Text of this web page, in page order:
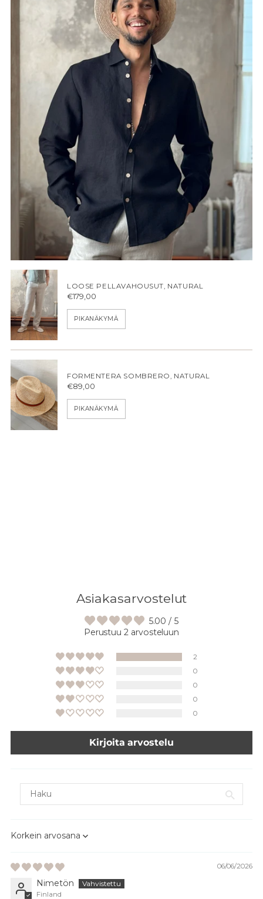
LOOSE PELLAVAHOUSUT, NATURAL
€179,00
PIKANÄKYMÄ
FORMENTERA SOMBRERO, NATURAL
€89,00
PIKANÄKYMÄ
Asiakasarvostelut
5.00 / 5
Perustuu 2 arvosteluun
2
0
0
0
0
Kirjoita arvostelu
Sort by
06/06/2026
Nimetön
Finland